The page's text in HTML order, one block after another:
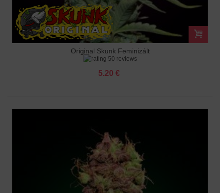
Original Skunk Feminizált
50 reviews
5.20 €